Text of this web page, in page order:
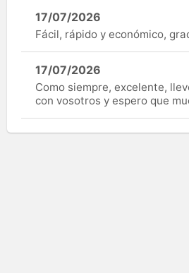
17/07/2026
Fácil, rápido y económico,
17/07/2026
Como siempre, excelente,
con vosotros y espero que